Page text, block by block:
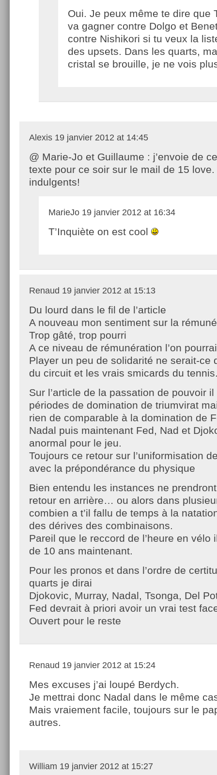
Oui. Je peux même te dire que
va gagner contre Dolgo et
contre Nishikori si tu veux la
des upsets. Dans les quarts,
cristal se brouille, je ne vois
Alexis 19 janvier 2012 at 14:45
@ Marie-Jo et Guillaume : j’envoie de
texte pour ce soir sur le mail de 15
indulgents!
MarieJo 19 janvier 2012 at 16:34
T’Inquiète on est cool
Renaud 19 janvier 2012 at 15:13
Du lourd dans le fil de l’article
A nouveau mon sentiment sur la
Trop gâté, trop pourri
A ce niveau de rémunération l’on
Player un peu de solidarité ne serait-ce
du circuit et les vrais smicards du
Sur l’article de la passation de pouvoir
périodes de domination de triumvirat
rien de comparable à la domination de
Nadal puis maintenant Fed, Nad et
anormal pour le jeu.
Toujours ce retour sur l’uniformisation
avec la prépondérance du physique
Bien entendu les instances ne
retour en arrière… ou alors dans
combien a t’il fallu de temps à la
des dérives des combinaisons.
Pareil que le reccord de l’heure en vélo
de 10 ans maintenant.
Pour les pronos et dans l’ordre de
quarts je dirai
Djokovic, Murray, Nadal, Tsonga, Del
Fed devrait à priori avoir un vrai test
Ouvert pour le reste
Renaud 19 janvier 2012 at 15:24
Mes excuses j’ai loupé Berdych.
Je mettrai donc Nadal dans le même
Mais vraiement facile, toujours sur le
autres.
William 19 janvier 2012 at 15:27